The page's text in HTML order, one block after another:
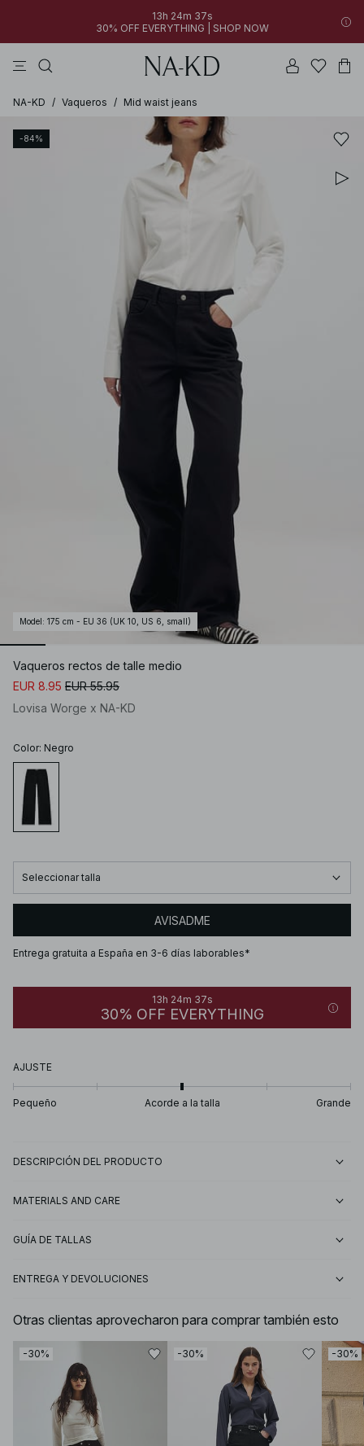
13h 24m 37s
30% OFF EVERYTHING | SHOP NOW
NA-KD / Vaqueros / Mid waist jeans
-84%
Model : 175 cm - EU 36 (UK 10, US 6, small)
Vaqueros rectos de talle medio
EUR 8.95 EUR 55.95
Lovisa Worge x NA-KD
Color: Negro
Seleccionar talla
AVISADME
Entrega gratuita a España en 3-6 días laborables*
13h 24m 37s
30% OFF EVERYTHING
AJUSTE
Pequeño Acorde a la talla Grande
DESCRIPCIÓN DEL PRODUCTO
MATERIALS AND CARE
GUÍA DE TALLAS
ENTREGA Y DEVOLUCIONES
Otras clientas aprovecharon para comprar también esto
-30% -30% -30%